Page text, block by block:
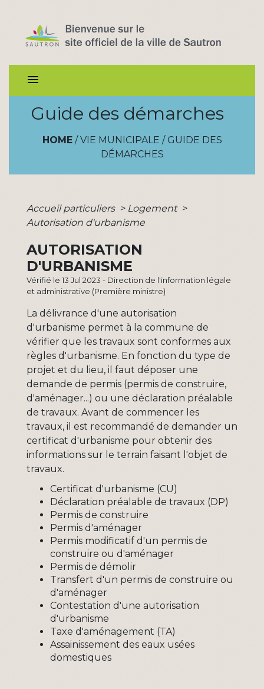
menu
Guide des démarches
HOME/ VIE MUNICIPALE / GUIDE DES
DÉMARCHES
Accueil particuliers > Logement >
Autorisation d'urbanisme
AUTORISATION
D'URBANISME
Vérifié le 13 Jul 2023 - Direction de l'information légale
et administrative (Première ministre)
La délivrance d'une autorisation
d'urbanisme permet à la commune de
vérifier que les travaux sont conformes aux
règles d'urbanisme. En fonction du type de
projet et du lieu, il faut déposer une
demande de permis (permis de construire,
d'aménager...) ou une déclaration préalable
de travaux. Avant de commencer les
travaux, il est recommandé de demander un
certificat d'urbanisme pour obtenir des
informations sur le terrain faisant l'objet de
travaux.
Certificat d'urbanisme (CU)
Déclaration préalable de travaux (DP)
Permis de construire
Permis d'aménager
Permis modificatif d'un permis de
construire ou d'aménager
Permis de démolir
Transfert d'un permis de construire ou
d'aménager
Contestation d'une autorisation
d'urbanisme
Taxe d'aménagement (TA)
Assainissement des eaux usées
domestiques